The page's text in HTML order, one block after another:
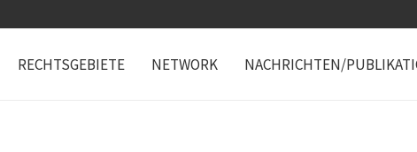
RECHTSGEBIETE NETWORK NACHRICHTEN/